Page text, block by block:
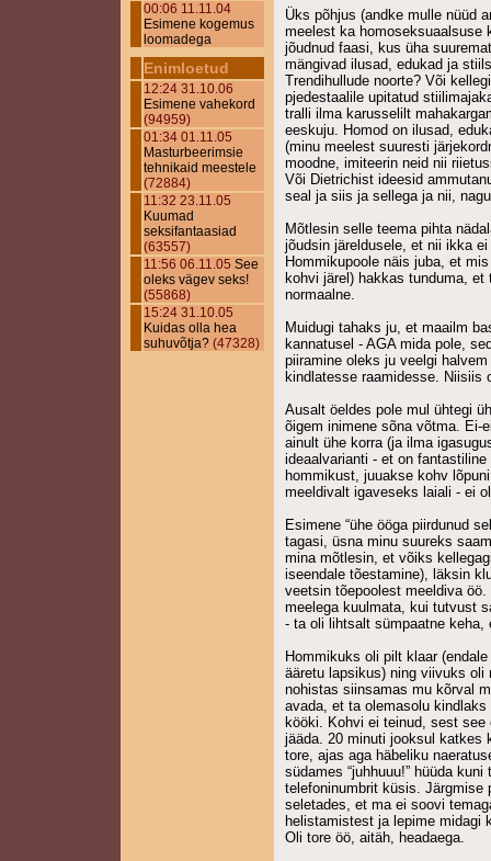
00:06 11.11.04
Esimene kogemus
loomadega
Enimloetud
12:24 31.10.06
Esimene vahekord
(94959)
01:34 01.11.05
Masturbeerimsie
tehnikaid meestele
(72884)
11:32 23.11.05
Kuumad
seksifantaasiad
(63557)
11:56 06.11.05 See
oleks vägev seks!
(55868)
15:24 31.10.05
Kuidas olla hea
suhuvõtja? (47328)
Üks põhjus (andke mulle nüüd
meelest ka homoseksuaalsuse
jõudnud faasi, kus üha
mängivad ilusad, edukad ja
Trendihullude noorte? Või
pjedestaalile upitatud
tralli ilma karusselilt
eeskuju. Homod on ilusad,
(minu meelest suuresti
moodne, imiteerin neid nii
Või Dietrichist ideesid
seal ja siis ja sellega ja nii,
Mõtlesin selle teema pihta
jõudsin järeldusele, et nii ikka
Hommikupoole näis juba, et
kohvi järel) hakkas tunduma,
normaalne.
Muidugi tahaks ju, et maailm
kannatusel - AGA mida pole,
piiramine oleks ju veelgi
kindlatesse raamidesse. Niisiis
Ausalt öeldes pole mul ühtegi
õigem inimene sõna võtma. Ei-
ainult ühe korra (ja ilma
ideaalvarianti - et on
hommikust, juuakse kohv
meeldivalt igaveseks laiali - ei
Esimene “ühe ööga piirdunud
tagasi, üsna minu suureks
mina mõtlesin, et võiks
iseendale tõestamine), läksin
veetsin tõepoolest meeldiva
meelega kuulmata, kui tutvust
- ta oli lihtsalt sümpaatne keha,
Hommikuks oli pilt klaar
ääretu lapsikus) ning viivuks
nohistas siinsamas mu kõrval
avada, et ta olemasolu
kööki. Kohvi ei teinud, sest
jääda. 20 minuti jooksul katkes
tore, ajas aga häbeliku
südames “juhhuuu!” hüüda
telefoninumbrit küsis. Järgmise
seletades, et ma ei soovi
helistamistest ja lepime midagi
Oli tore öö, aitäh, headaega.